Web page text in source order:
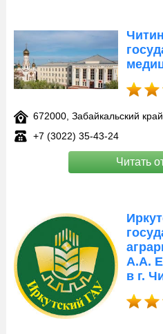
672000, Забайкальский
+7 (3022) 35-43-24
Читать
А.А.
в г.